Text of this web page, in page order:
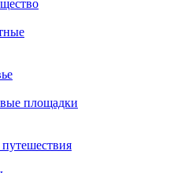
площадки